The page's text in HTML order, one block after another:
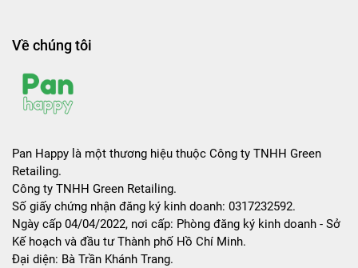
Về chúng tôi
Pan Happy là một thương hiệu thuộc Công ty TNHH Green
Retailing.
Công ty TNHH Green Retailing.
Số giấy chứng nhận đăng ký kinh doanh: 0317232592.
Ngày cấp 04/04/2022, nơi cấp: Phòng đăng ký kinh doanh - Sở
Kế hoạch và đầu tư Thành phố Hồ Chí Minh.
Đại diện: Bà Trần Khánh Trang.